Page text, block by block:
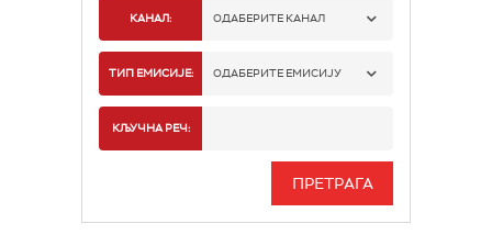
КАНАЛ: ОДАБЕРИТЕ КАНАЛ
РАДИО БЕОГРАД 1
РАДИО БЕОГРАД 3
ТИП ЕМИСИЈЕ: ОДАБЕРИТЕ ЕМИСИЈУ
ИНФО
КЉУЧНА РЕЧ: